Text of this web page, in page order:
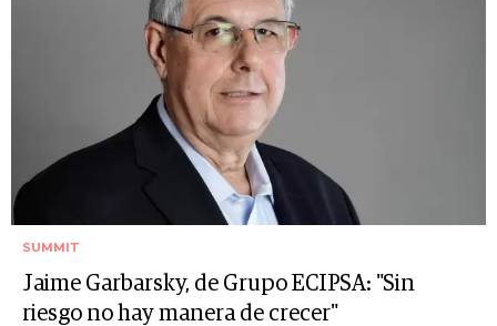
SUMMIT
Jaime Garbarsky, de Grupo ECIPSA: "Sin
riesgo no hay manera de crecer"